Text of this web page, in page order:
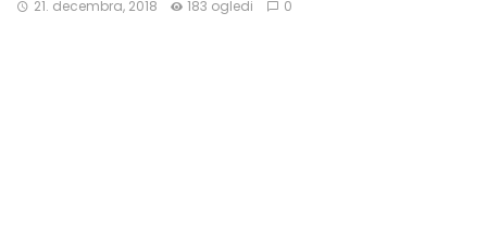
21. decembra, 2018 183 ogledi 0